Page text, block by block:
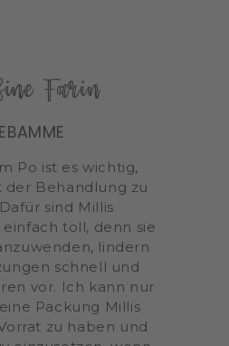
Farin
Po ist es wichtig,
Behandlung zu
sind Millis
toll, denn sie
lindern
schnell und
vor. Ich kann nur
Packung Millis
zu haben und